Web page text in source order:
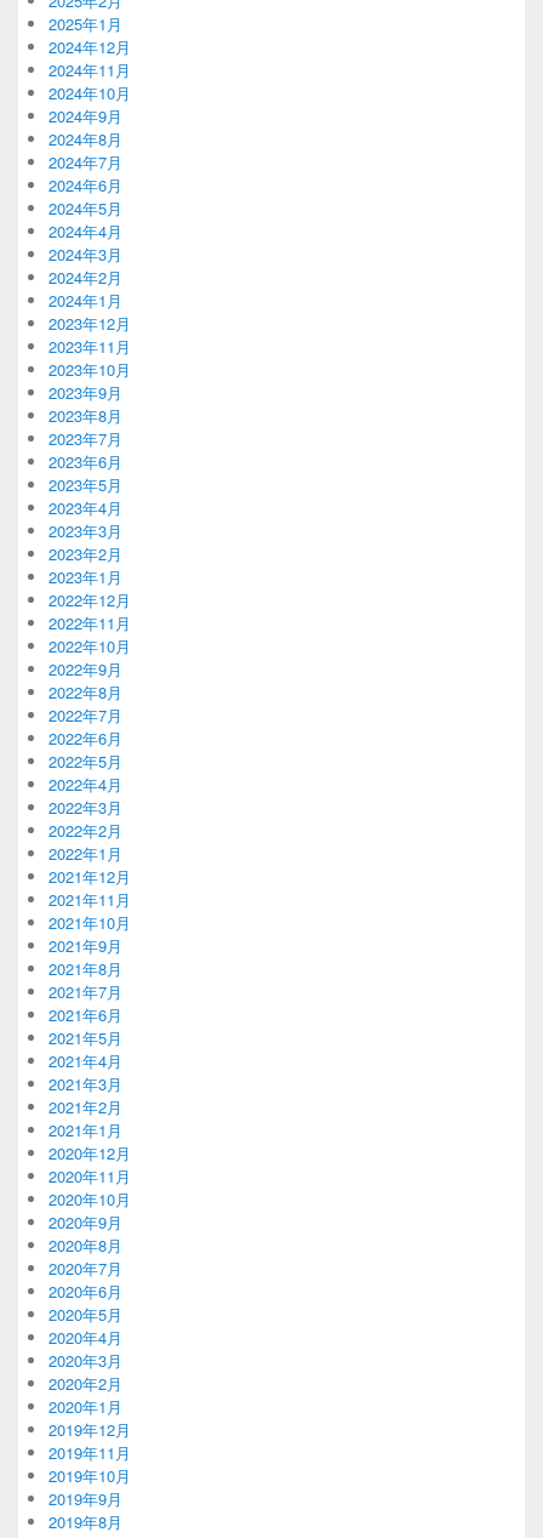
2025年1月
2024年12月
2024年11月
2024年10月
2024年9月
2024年8月
2024年7月
2024年6月
2024年5月
2024年4月
2024年3月
2024年2月
2024年1月
2023年12月
2023年11月
2023年10月
2023年9月
2023年8月
2023年7月
2023年6月
2023年5月
2023年4月
2023年3月
2023年2月
2023年1月
2022年12月
2022年11月
2022年10月
2022年9月
2022年8月
2022年7月
2022年6月
2022年5月
2022年4月
2022年3月
2022年2月
2022年1月
2021年12月
2021年11月
2021年10月
2021年9月
2021年8月
2021年7月
2021年6月
2021年5月
2021年4月
2021年3月
2021年2月
2021年1月
2020年12月
2020年11月
2020年10月
2020年9月
2020年8月
2020年7月
2020年6月
2020年5月
2020年4月
2020年3月
2020年2月
2020年1月
2019年12月
2019年11月
2019年10月
2019年9月
2019年8月